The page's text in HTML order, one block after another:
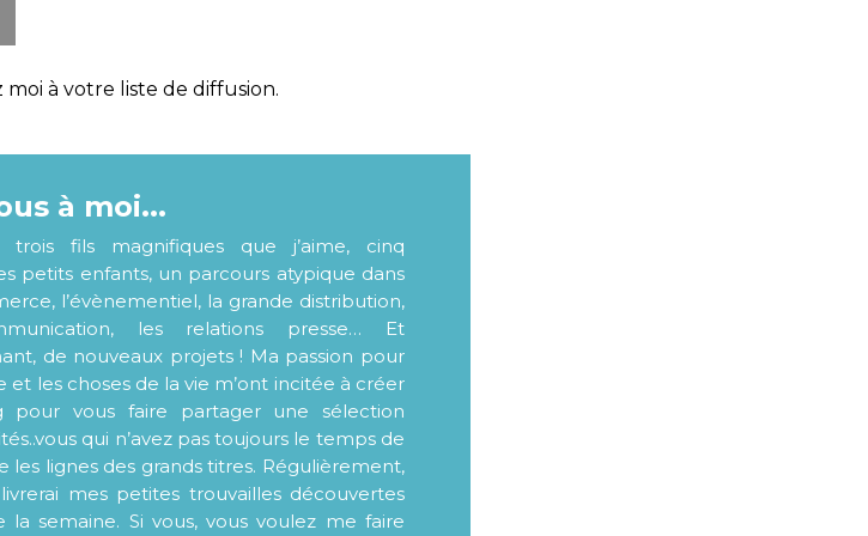
moi à votre liste de diffusion.
à moi...
trois fils magnifiques que j’aime, cinq
petits enfants, un parcours atypique dans
l’évènementiel, la grande distribution,
les relations presse… Et
de nouveaux projets ! Ma passion pour
et les choses de la vie m’ont incitée à créer
pour vous faire partager une sélection
qui n’avez pas toujours le temps de
les lignes des grands titres. Régulièrement,
mes petites trouvailles découvertes
la semaine. Si vous, vous voulez me faire